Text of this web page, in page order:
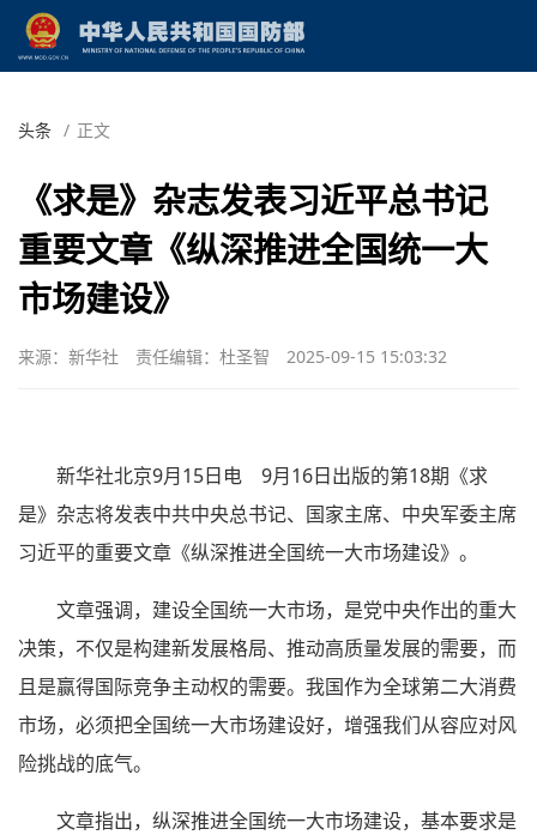
头条 / 正文
《求是》杂志发表习近平总书记
重要文章《纵深推进全国统一大
市场建设》
来源：新华社 责任编辑：杜圣智 2025-09-15 15:03:32
新华社北京9月15日电 9月16日出版的第18期《求
是》杂志将发表中共中央总书记、国家主席、中央军委主席
习近平的重要文章《纵深推进全国统一大市场建设》。
文章强调，建设全国统一大市场，是党中央作出的重大
决策，不仅是构建新发展格局、推动高质量发展的需要，而
且是赢得国际竞争主动权的需要。我国作为全球第二大消费
市场，必须把全国统一大市场建设好，增强我们从容应对风
险挑战的底气。
文章指出，纵深推进全国统一大市场建设，基本要求是